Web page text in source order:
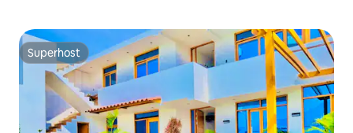
Superhost
Superhost